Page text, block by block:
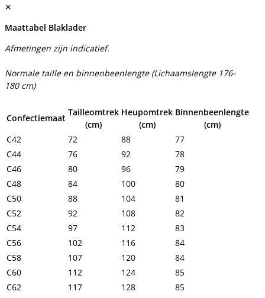
✕
Maattabel Blaklader
Afmetingen zijn indicatief.
Normale taille en binnenbeenlengte (Lichaamslengte 176-
180 cm)
Confectiemaat
Tailleomtrek
(cm)
Heupomtrek
(cm)
Binnenbeenlengte
(cm)
C42
72 88
77
C44
76 92
78
C46
80 96
79
C48
84 100
80
C50
88 104
81
C52
92 108
82
C54
97 112
83
C56
102 116
84
C58
107 120
84
C60
112 124
85
C62
117 128
85